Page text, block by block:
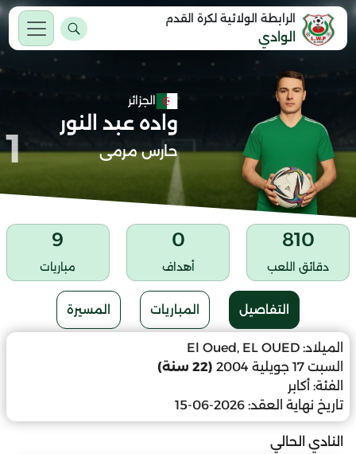
الرابطة الولائية لكرة القدم
الوادي
الجزائر
واده عبد النور
حارس مرمى 1
810
دقائق اللعب
0
أهداف
9
مباريات
التفاصيل المباريات المسيرة
الميلاد: El Oued, EL OUED
السبت 17 جويلية 2004
(22 سنة)
الفئة: أكابر
تاريخ نهاية العقد: 2026-06-15
النادي الحالي